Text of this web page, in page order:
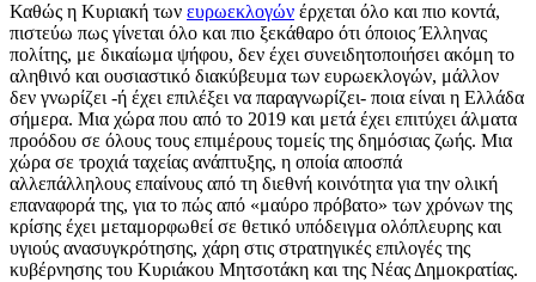
Καθώς η Κυριακή των ευρωεκλογών έρχεται όλο και πιο κοντά,
πιστεύω πως γίνεται όλο και πιο ξεκάθαρο ότι όποιος Έλληνας
πολίτης, με δικαίωμα ψήφου, δεν έχει συνειδητοποιήσει ακόμη το
αληθινό και ουσιαστικό διακύβευμα των ευρωεκλογών, μάλλον
δεν γνωρίζει -ή έχει επιλέξει να παραγνωρίζει- ποια είναι η Ελλάδα
σήμερα. Μια χώρα που από το 2019 και μετά έχει επιτύχει άλματα
προόδου σε όλους τους επιμέρους τομείς της δημόσιας ζωής. Μια
χώρα σε τροχιά ταχείας ανάπτυξης, η οποία αποσπά
αλλεπάλληλους επαίνους από τη διεθνή κοινότητα για την ολική
επαναφορά της, για το πώς από «μαύρο πρόβατο» των χρόνων της
κρίσης έχει μεταμορφωθεί σε θετικό υπόδειγμα ολόπλευρης και
υγιούς ανασυγκρότησης, χάρη στις στρατηγικές επιλογές της
κυβέρνησης του Κυριάκου Μητσοτάκη και της Νέας Δημοκρατίας.